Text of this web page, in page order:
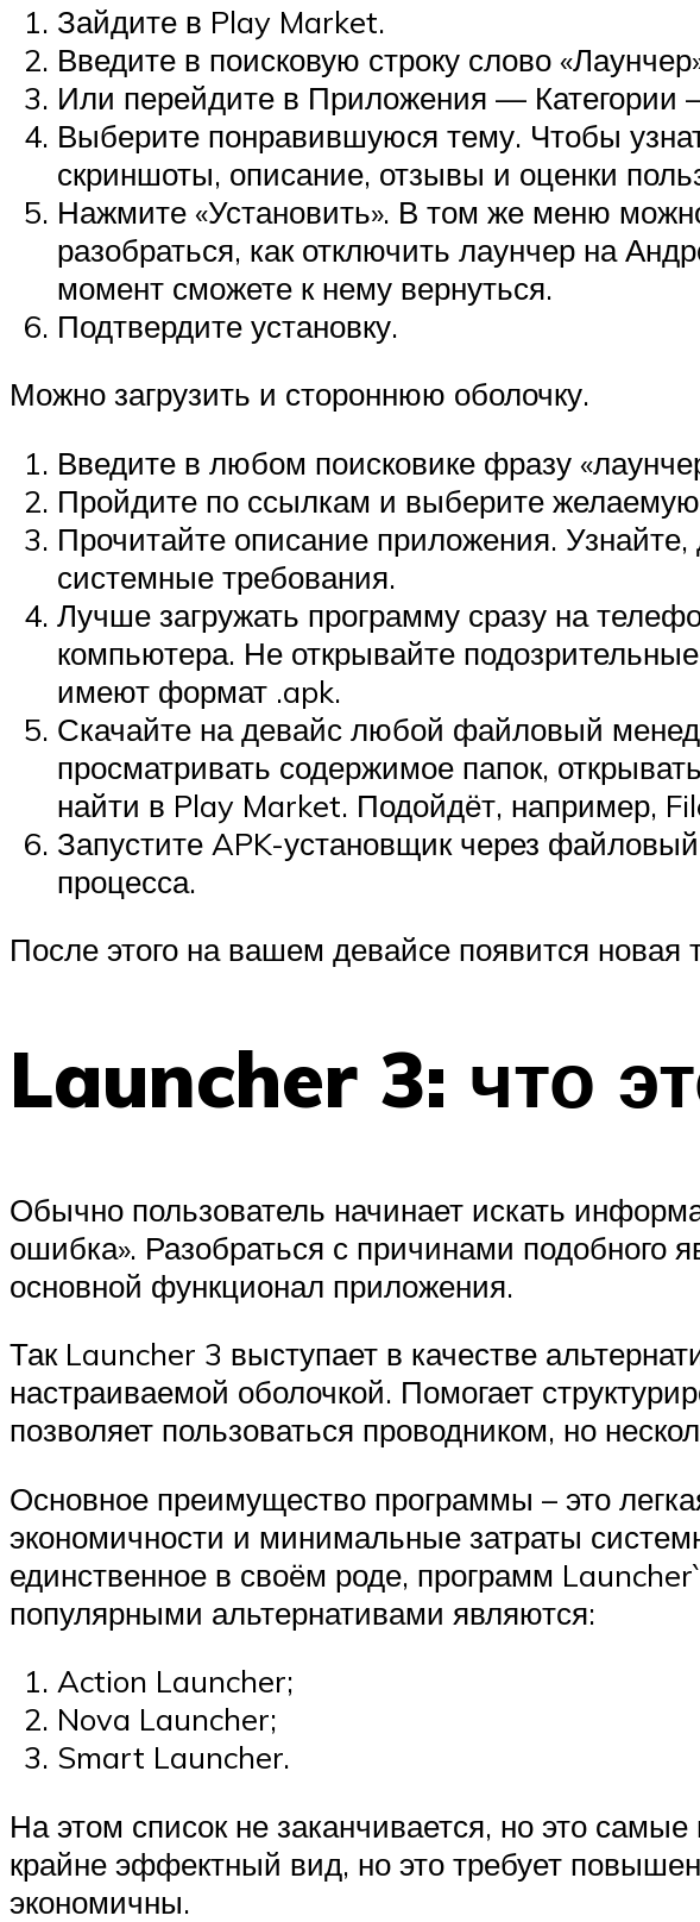
Зайдите в Play Market.
Введите в поисковую строку слово
Или перейдите в Приложения —
Выберите понравившуюся тему. Чтобы
скриншоты, описание, отзывы и оценки
Нажмите «Установить». В том же меню
разобраться, как отключить лаунчер на
момент сможете к нему вернуться.
Подтвердите установку.
Можно загрузить и стороннюю оболочку.
Введите в любом поисковике фразу
Пройдите по ссылкам и выберите
Прочитайте описание приложения. Узнайте,
системные требования.
Лучше загружать программу сразу на
компьютера. Не открывайте
имеют формат .apk.
Скачайте на девайс любой файловый
просматривать содержимое папок,
найти в Play Market. Подойдёт, например,
Запустите APK-установщик через
процесса.
После этого на вашем девайсе появится
Launcher 3: что
Обычно пользователь начинает искать
ошибка». Разобраться с причинами
основной функционал приложения.
Так Launcher 3 выступает в качестве
настраиваемой оболочкой. Помогает
позволяет пользоваться проводником, но
Основное преимущество программы – это
экономичности и минимальные затраты
единственное в своём роде, программ
популярными альтернативами являются:
Action Launcher;
Nova Launcher;
Smart Launcher.
На этом список не заканчивается, но это
крайне эффектный вид, но это требует
экономичны.